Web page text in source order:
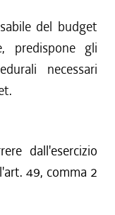
del budget
predispone gli
necessari
dall'esercizio
49, comma 2